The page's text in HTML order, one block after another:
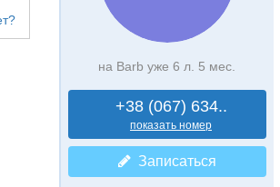
на Barb уже 6 л. 5 мес.
+38 (067) 634..
показать номер
Записаться